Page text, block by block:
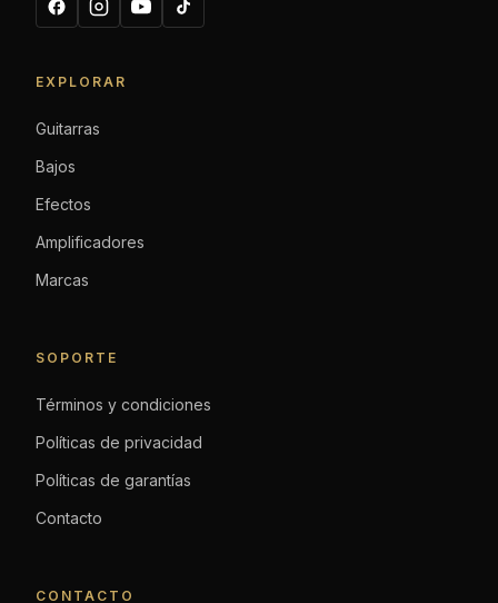
EXPLORAR
Guitarras
Bajos
Efectos
Amplificadores
Marcas
SOPORTE
Términos y condiciones
Políticas de privacidad
Políticas de garantías
Contacto
CONTACTO